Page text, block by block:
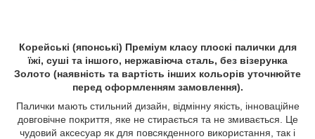
Корейські (японські) Преміум класу плоскі палички для
їжі, суші та іншого, нержавіюча сталь, без візерунка
Золото (наявність та вартість інших кольорів уточнюйте
перед оформленням замовлення).
Палички мають стильний дизайн, відмінну якість, інноваційне
довговічне покриття, яке не стирається та не змивається. Це
чудовий аксесуар як для повсякденного використання, так і